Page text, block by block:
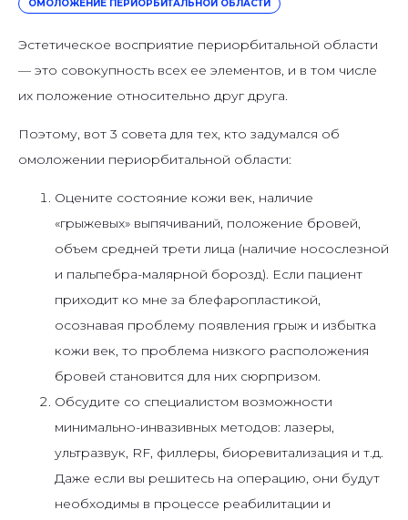
ОМОЛОЖЕНИЕ ПЕРИОРБИТАЛЬНОЙ ОБЛАСТИ
Эстетическое восприятие периорбитальной области
— это совокупность всех ее элементов, и в том числе
их положение относительно друг друга.
Поэтому, вот 3 совета для тех, кто задумался об
омоложении периорбитальной области:
Оцените состояние кожи век, наличие
«грыжевых» выпячиваний, положение бровей,
объем средней трети лица (наличие носослезной
и пальпебра-малярной борозд). Если пациент
приходит ко мне за блефаропластикой,
осознавая проблему появления грыж и избытка
кожи век, то проблема низкого расположения
бровей становится для них сюрпризом.
Обсудите со специалистом возможности
минимально-инвазивных методов: лазеры,
ультразвук, RF, филлеры, биоревитализация и т.д.
Даже если вы решитесь на операцию, они будут
необходимы в процессе реабилитации и